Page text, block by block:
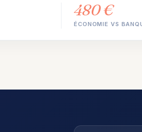
480 €
ÉCONOMIE VS